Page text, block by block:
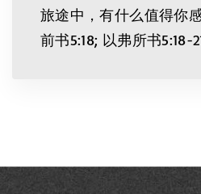
旅途中，有什么值得你
前书5:18; 以弗所书5:18-21